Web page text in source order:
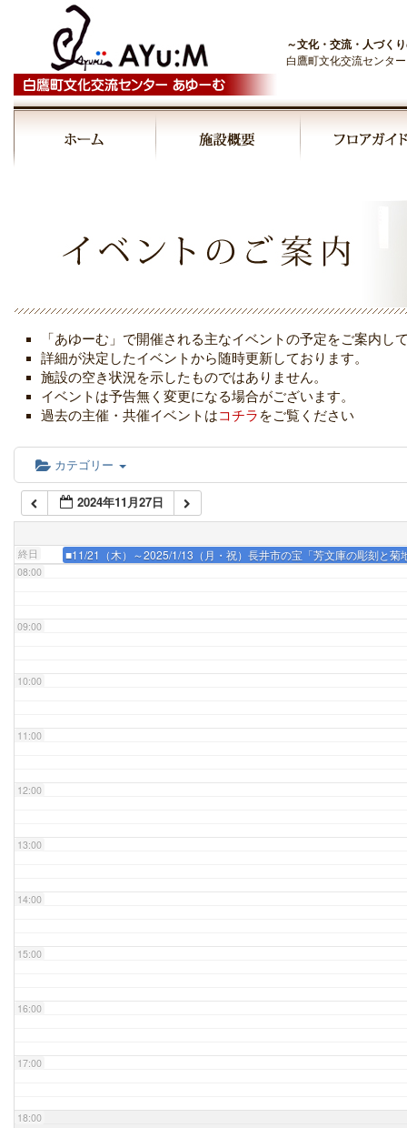
～文化・交流・人づく
白鷹町文化交流センタ
「あゆーむ」で開催される主なイベントの予定をご案内し
詳細が決定したイベントから随時更新しております。
施設の空き状況を示したものではありません。
イベントは予告無く変更になる場合がございます。
過去の主催・共催イベントはコチラ をご覧ください
カテゴリー
2024年11月27日
終日 ■11/21（木）～2025/1/13（月・祝）長井市の宝「芳文庫の彫刻と菊
04:00
06:00
07:00
08:00
09:00
10:00
11:00
12:00
13:00
14:00
15:00
16:00
17:00
18:00